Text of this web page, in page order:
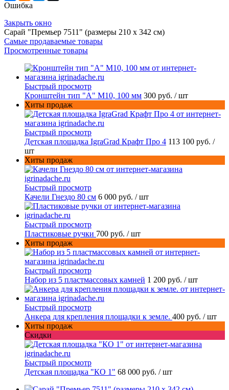
Ошибка
Закрыть окно
Сарай "Премьер 7511" (размеры 210 х 342 см)
Самые продаваемые товары
Просмотренные товары
Быстрый просмотр
Кронштейн тип "A" M10, 100 мм 300 руб. / шт
Хиты продаж
Быстрый просмотр
Детская площадка IgraGrad Крафт Про 4 113 100 руб. /
шт
Хиты продаж
Быстрый просмотр
Качели Гнездо 80 см 6 000 руб. / шт
Быстрый просмотр
Пластиковые ручки 700 руб. / шт
Хиты продаж
Быстрый просмотр
Набор из 5 пластмассовых камней 1 200 руб. / шт
Быстрый просмотр
Анкера для крепления площадки к земле. 400 руб. / шт
Хиты продаж
Скидки
Быстрый просмотр
Детская площадка "КО 1" 68 000 руб. / шт